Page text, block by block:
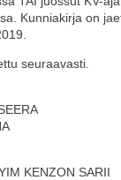
Kunniakirja on
seuraavasti.
KENZON SARII